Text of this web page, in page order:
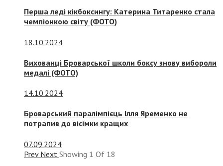
Перша леді кікбоксингу: Катерина Титаренко стала
чемпіонкою світу (ФОТО)
18.10.2024
Вихованці Броварської школи боксу знову вибороли
медалі (ФОТО)
14.10.2024
Броварський паралімпієць Ілля Яременко не
потрапив до вісімки кращих
07.09.2024
Prev Next Showing 1 Of 18